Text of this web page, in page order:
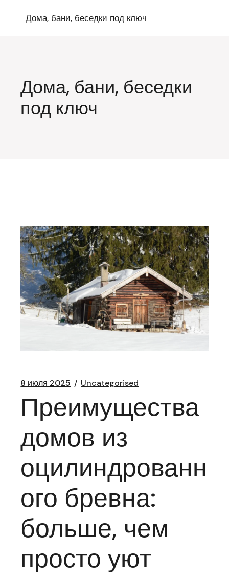
содержимому
Дома, бани, беседки под ключ
Дома, бани, беседки
под ключ
8 июля 2025 Uncategorised
Преимущества
домов из
оцилиндрованн
ого бревна:
больше, чем
просто уют